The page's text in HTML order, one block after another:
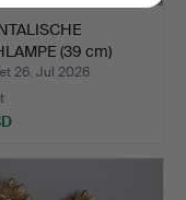
(39 cm)
& …
26. Jul 2026